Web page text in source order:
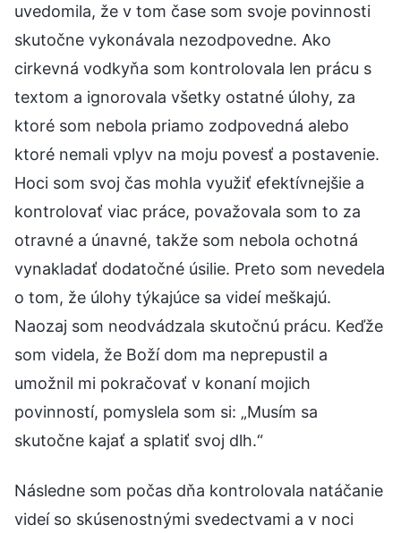
uvedomila, že v tom čase som svoje povinnosti
skutočne vykonávala nezodpovedne. Ako
cirkevná vodkyňa som kontrolovala len prácu s
textom a ignorovala všetky ostatné úlohy, za
ktoré som nebola priamo zodpovedná alebo
ktoré nemali vplyv na moju povesť a postavenie.
Hoci som svoj čas mohla využiť efektívnejšie a
kontrolovať viac práce, považovala som to za
otravné a únavné, takže som nebola ochotná
vynakladať dodatočné úsilie. Preto som nevedela
o tom, že úlohy týkajúce sa videí meškajú.
Naozaj som neodvádzala skutočnú prácu. Keďže
som videla, že Boží dom ma neprepustil a
umožnil mi pokračovať v konaní mojich
povinností, pomyslela som si: „Musím sa
skutočne kajať a splatiť svoj dlh.“
Následne som počas dňa kontrolovala natáčanie
videí so skúsenostnými svedectvami a v noci